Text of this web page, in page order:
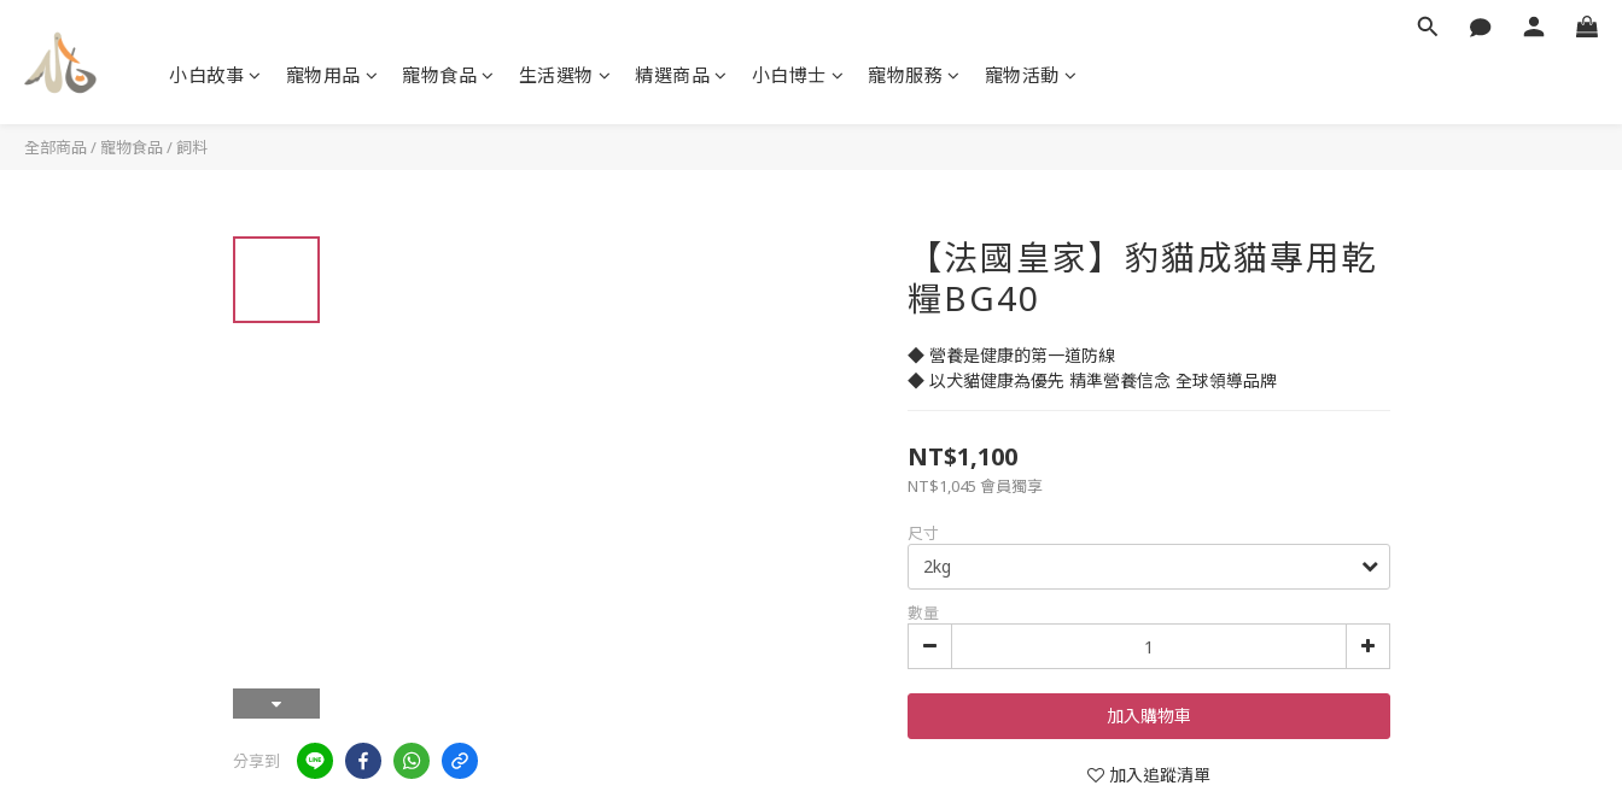
小白故事 寵物用品 寵物食品 生活選物 精選商品 小白博士 寵物服務 寵物活動
全部商品 / 寵物食品 /飼料
分享到
【法國皇家】豹貓成貓專用乾
糧BG40
◆ 營養是健康的第一道防線
◆ 以犬貓健康為優先 精準營養信念 全球領導品牌
NT$1,100
NT$1,045 會員獨享
尺寸
數量
加入購物車
加入追蹤清單